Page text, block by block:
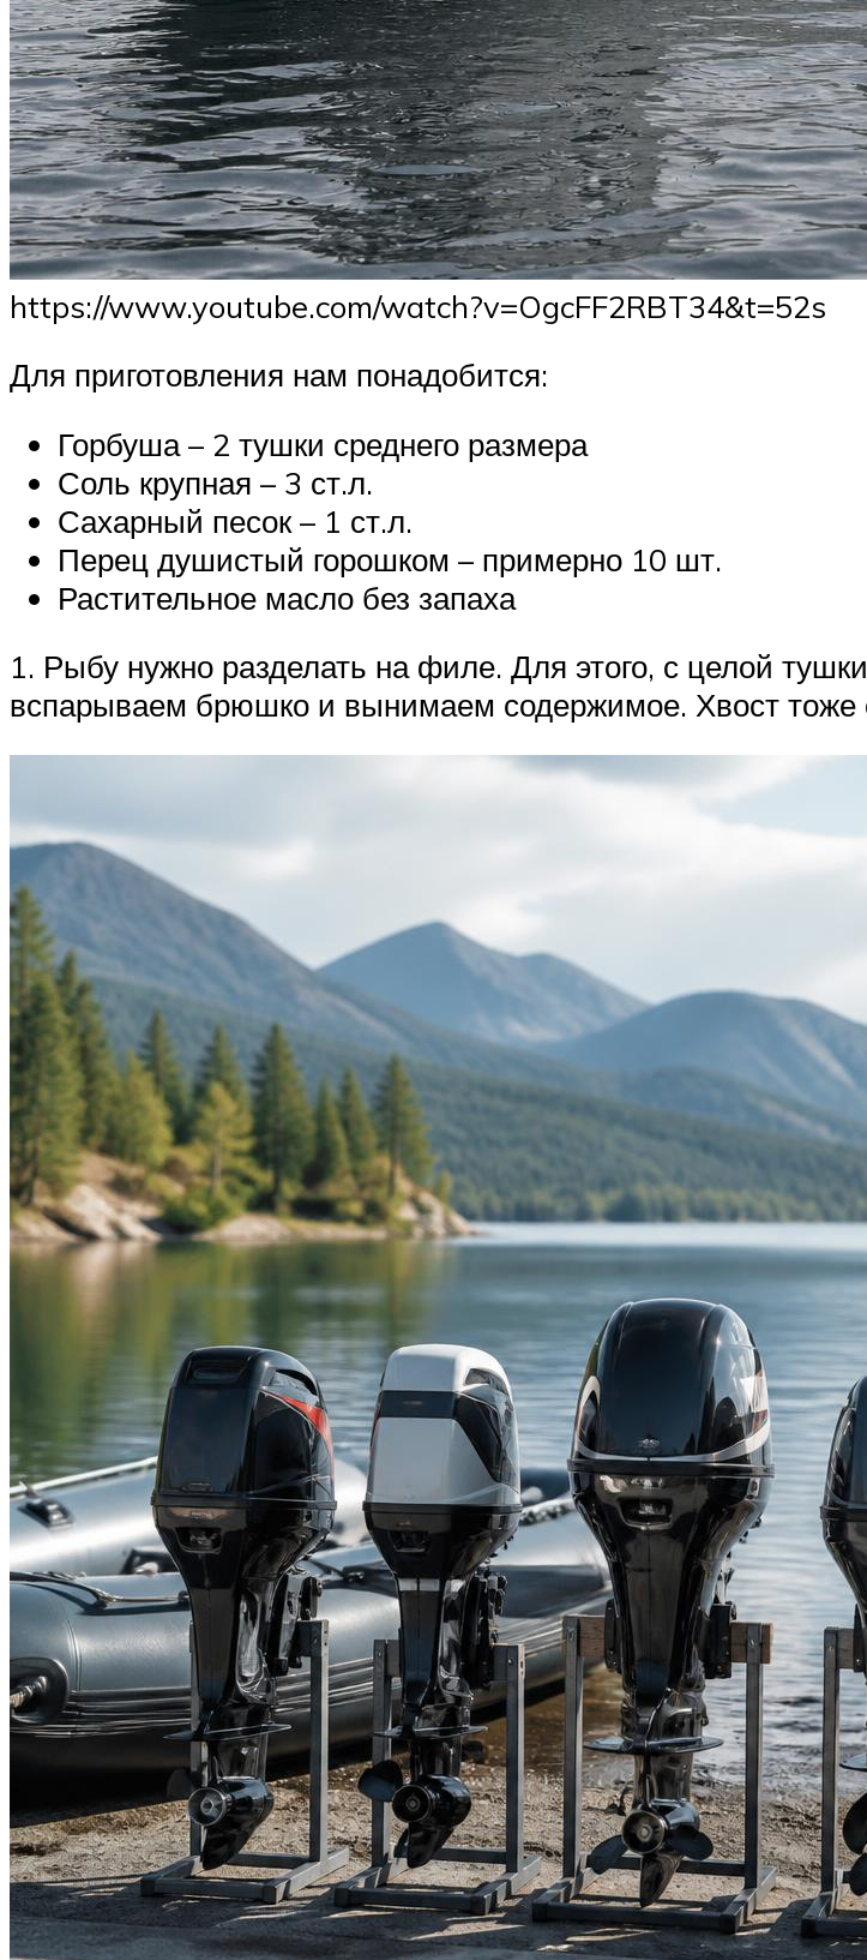
https://www.youtube.com/watch?v=OgcFF2RBT34&t=52s
Для приготовления нам понадобится:
Горбуша – 2 тушки среднего размера
Соль крупная – 3 ст.л.
Сахарный песок – 1 ст.л.
Перец душистый горошком – примерно 10 шт.
Растительное масло без запаха
1. Рыбу нужно разделать на филе. Для этого, с целой
вспарываем брюшко и вынимаем содержимое. Хвост тоже